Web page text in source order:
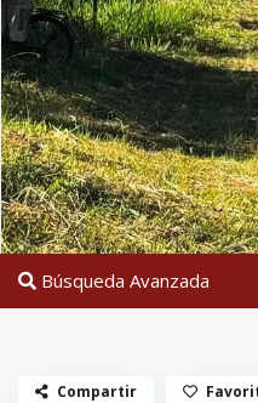
Búsqueda Avanzada
Compartir